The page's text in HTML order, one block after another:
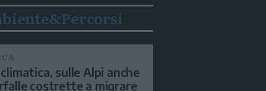
sulle Alpi anche
costrette a migrare